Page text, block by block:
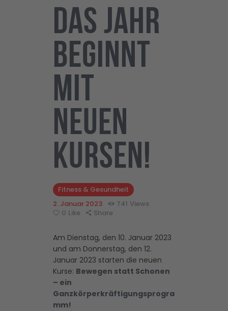
Das Jahr
beginnt
mit
neuen
Kursen!
Fitness & Gesundheit
2. Januar 2023
741 Views
0 Like Share
Am Dienstag, den 10. Januar 2023
und am Donnerstag, den 12.
Januar 2023 starten die neuen
Kurse: Bewegen statt Schonen
– ein
Ganzkörperkräftigungsprogra
mm!